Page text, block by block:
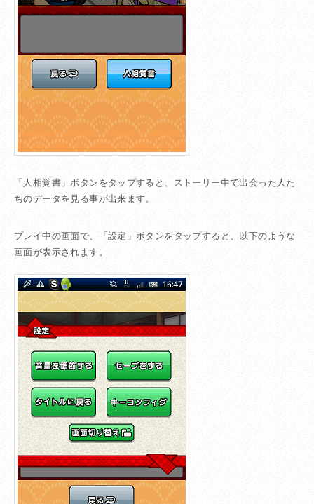
「人相覚書」ボタンをタップすると、ストーリー中で出会った人た
ちのデータを見る事が出来ます。
プレイ中の画面で、「設定」ボタンをタップすると、以下のような
画面が表示されます。